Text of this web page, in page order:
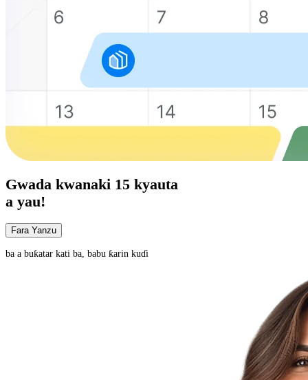
Gwada kwanaki 15 kyauta
a yau!
Fara Yanzu
ba a buƙatar kati ba, babu ƙarin kuɗi